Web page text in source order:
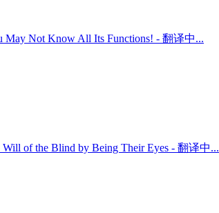
May Not Know All Its Functions! - 翻译中...
of the Blind by Being Their Eyes - 翻译中...